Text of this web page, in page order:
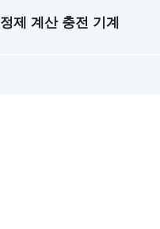
정제 계산 충전 기계